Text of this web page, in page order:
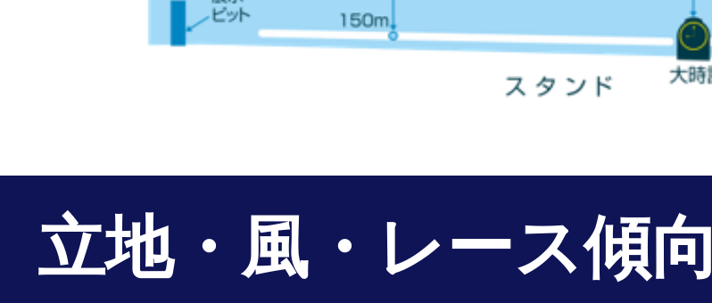
立地・風・レース傾向